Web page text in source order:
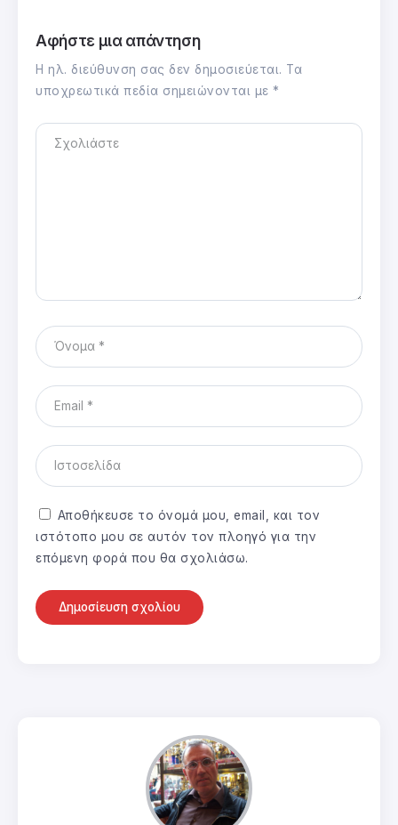
Αφήστε μια απάντηση
Η ηλ. διεύθυνση σας δεν δημοσιεύεται. Τα
υποχρεωτικά πεδία σημειώνονται με *
Αποθήκευσε το όνομά μου, email, και τον
ιστότοπο μου σε αυτόν τον πλοηγό για την
επόμενη φορά που θα σχολιάσω.